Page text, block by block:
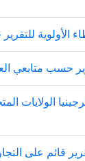
الأولوية
حسب متابعي
الولايات
قائم على